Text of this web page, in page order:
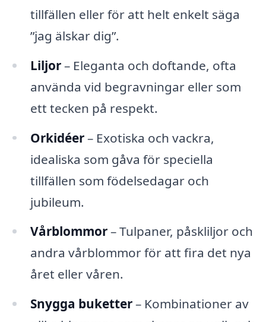
tillfällen eller för att helt enkelt säga
”jag älskar dig”.
Liljor– Eleganta och doftande, ofta
använda vid begravningar eller som
ett tecken på respekt.
Orkidéer– Exotiska och vackra,
idealiska som gåva för speciella
tillfällen som födelsedagar och
jubileum.
Vårblommor– Tulpaner, påskliljor och
andra vårblommor för att fira det nya
året eller våren.
Snygga buketter– Kombinationer av